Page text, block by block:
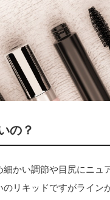
の？
かい調節や目尻にニュ
リキッドですがライン